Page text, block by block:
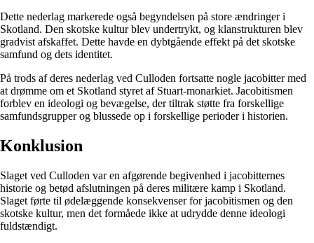
Dette nederlag markerede også begyndelsen på store ændringer i
Skotland. Den skotske kultur blev undertrykt, og klanstrukturen blev
gradvist afskaffet. Dette havde en dybtgående effekt på det skotske
samfund og dets identitet.
På trods af deres nederlag ved Culloden fortsatte nogle jacobitter med
at drømme om et Skotland styret af Stuart-monarkiet. Jacobitismen
forblev en ideologi og bevægelse, der tiltrak støtte fra forskellige
samfundsgrupper og blussede op i forskellige perioder i historien.
Konklusion
Slaget ved Culloden var en afgørende begivenhed i jacobitternes
historie og betød afslutningen på deres militære kamp i Skotland.
Slaget førte til ødelæggende konsekvenser for jacobitismen og den
skotske kultur, men det formåede ikke at udrydde denne ideologi
fuldstændigt.